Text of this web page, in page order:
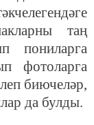
таң
пониларга
фотоларга
биючеләр,
да булды.